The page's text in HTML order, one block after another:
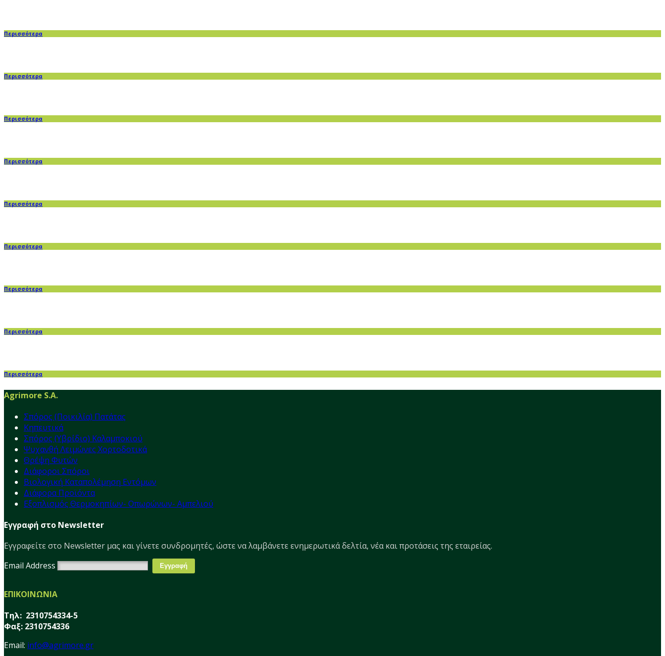
Περισσότερα
Περισσότερα
Περισσότερα
Περισσότερα
Περισσότερα
Περισσότερα
Περισσότερα
Περισσότερα
Περισσότερα
Agrimore S.A.
Σπόρος (Ποικιλία) Πατάτας
Κηπευτικά
Σπόρος (Υβρίδιο) Καλαμποκιού
Ψυχανθή Λειμώνες Χορτοδοτικά
Θρέψη Φυτών
Διάφοροι Σπόροι
Βιολογική Καταπολέμηση Εντόμων
Διάφορα Προϊόντα
Εξοπλισμός Θερμοκηπίων- Οπωρώνων- Αμπελιού
Εγγραφή στο Newsletter
Εγγραφείτε στο Νewsletter μας και γίνετε συνδρομητές, ώστε να λαμβάνετε ενημερωτικά δελτία, νέα και προτάσεις της εταιρείας.
Email Address
ΕΠΙΚΟΙΝΩΝΙΑ
Τηλ: 2310754334-5
Φαξ: 2310754336
Email: info@agrimore.gr